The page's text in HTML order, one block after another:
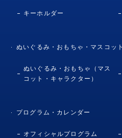
キーホルダー
ぬいぐるみ・おもちゃ・マスコッ
ぬいぐるみ・おもちゃ（マス
コット・キャラクター）
プログラム・カレンダー
オフィシャルプログラム